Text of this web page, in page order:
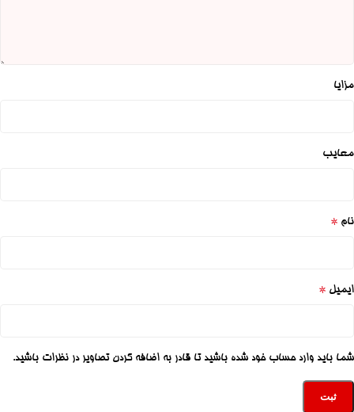
مزایا
معایب
نام *
ایمیل *
شما باید وارد حساب خود شده باشید تا قادر به اضافه کردن تصاویر در نظرات باشید.